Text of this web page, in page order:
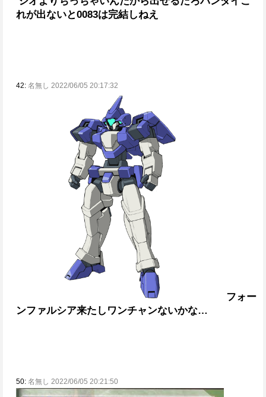
れが出ないと0083は完結しねえ
42: 名無し 2022/06/05 20:17:32
フォー
ンファルシア来たしワンチャンないかな…
50: 名無し 2022/06/05 20:21:50